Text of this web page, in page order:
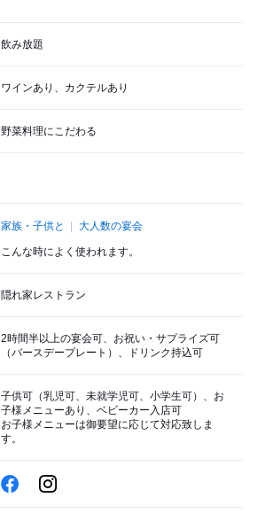
飲み放題
ワインあり、カクテルあり
野菜料理にこだわる
家族・子供と 大人数の宴会
こんな時によく使われます。
隠れ家レストラン
2時間半以上の宴会可、お祝い・サプライズ可
（バースデープレート）、ドリンク持込可
子供可（乳児可、未就学児可、小学生可）、お
子様メニューあり、ベビーカー入店可
お子様メニューは御要望に応じて対応致しま
す。